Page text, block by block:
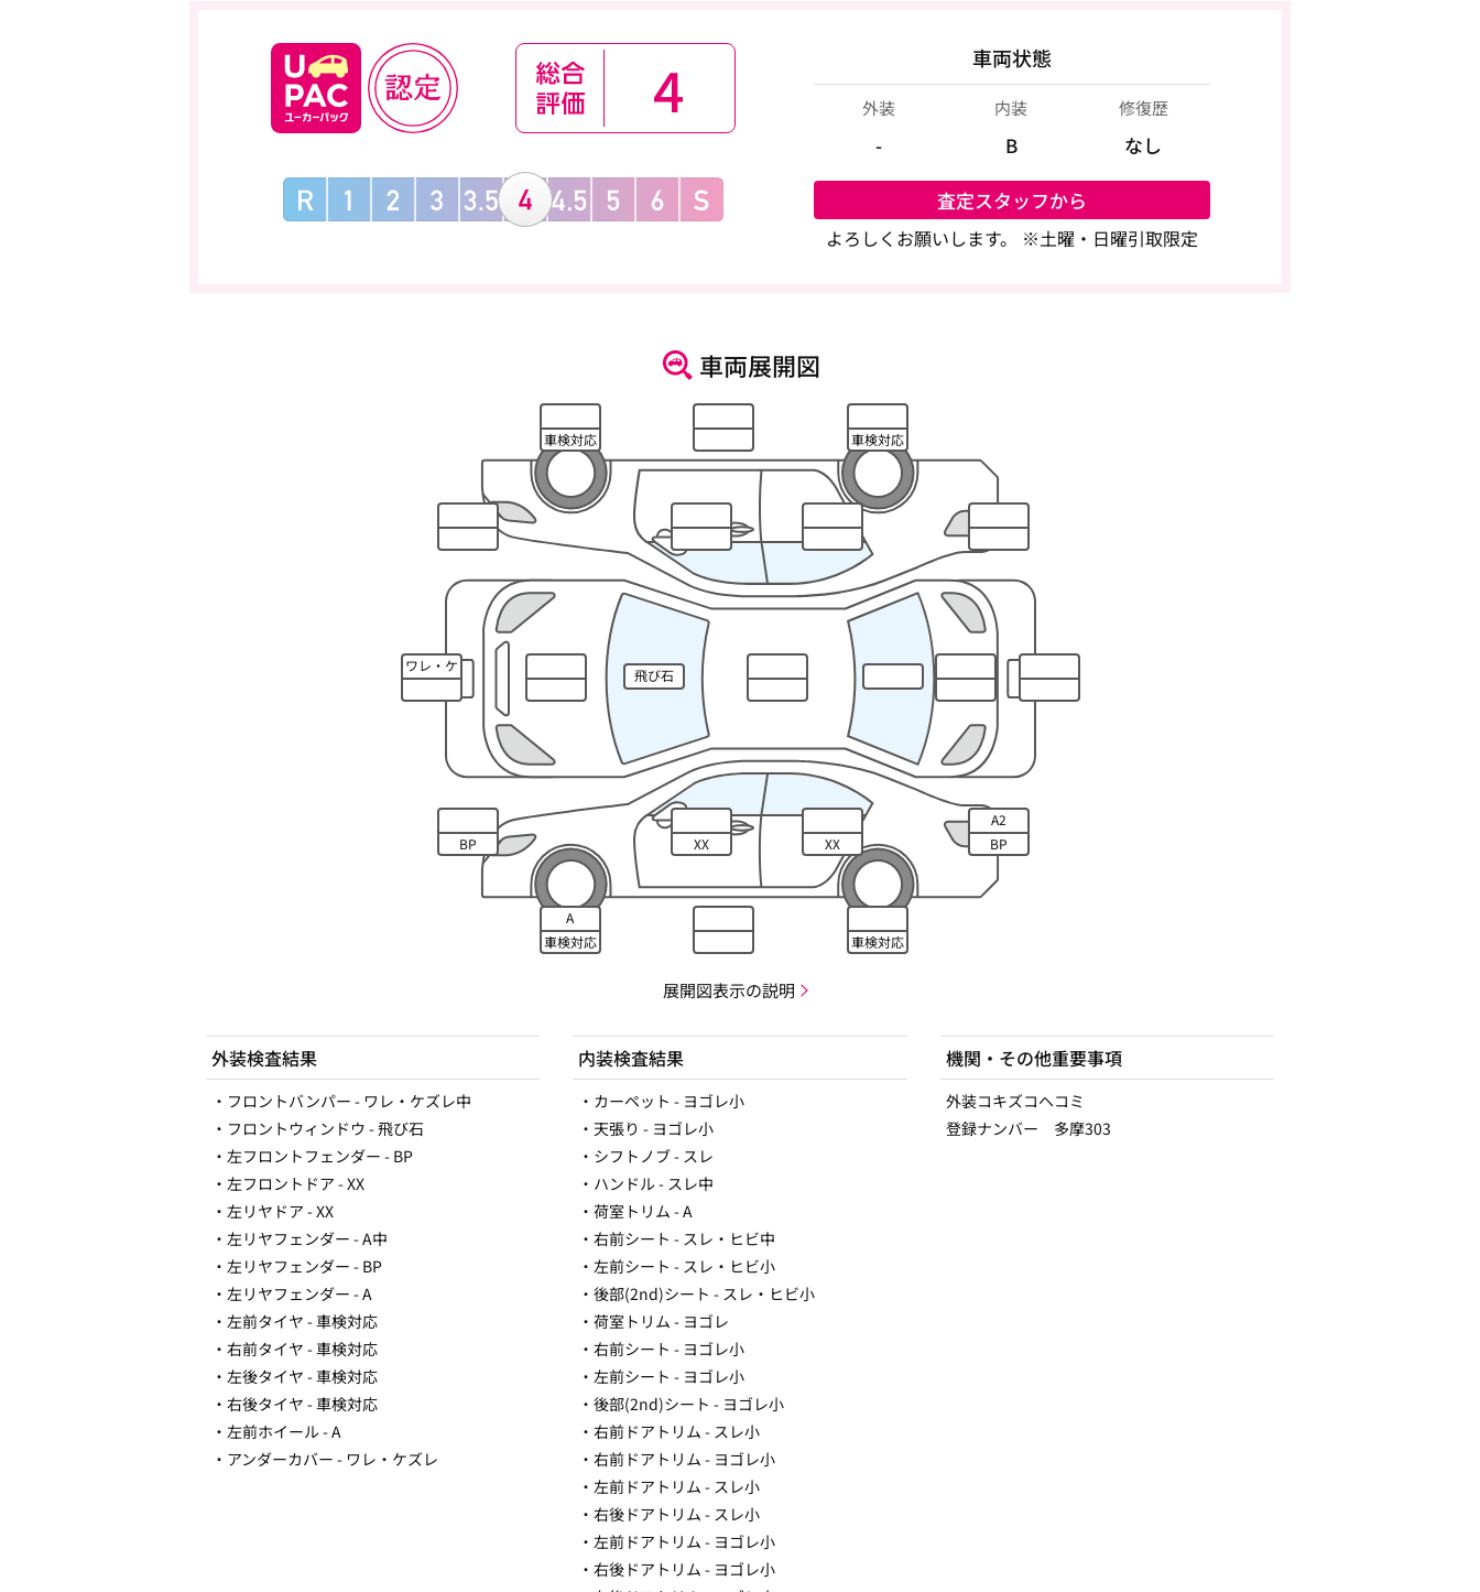
4 車両状態
外装
-
内装
B
修復歴
なし
査定スタッフから
よろしくお願いします。 ※土曜・日曜引取限定
車両展開図
車検対応 車検対応
ワレ・ケ
ズレ
飛び石
BP XX XX
A2
BP
A
車検対応
車検対応
展開図表示の説明
外装検査結果
・フロントバンパー - ワレ・ケズレ中
・フロントウィンドウ - 飛び石
・左フロントフェンダー - BP
・左フロントドア - XX
・左リヤドア - XX
・左リヤフェンダー - A中
・左リヤフェンダー - BP
・左リヤフェンダー - A
・左前タイヤ - 車検対応
・右前タイヤ - 車検対応
・左後タイヤ - 車検対応
・右後タイヤ - 車検対応
・左前ホイール - A
・アンダーカバー - ワレ・ケズレ
内装検査結果
・カーペット - ヨゴレ小
・天張り - ヨゴレ小
・シフトノブ - スレ
・ハンドル - スレ中
・荷室トリム - A
・右前シート - スレ・ヒビ中
・左前シート - スレ・ヒビ小
・後部(2nd)シート - スレ・ヒビ小
・荷室トリム - ヨゴレ
・右前シート - ヨゴレ小
・左前シート - ヨゴレ小
・後部(2nd)シート - ヨゴレ小
・右前ドアトリム - スレ小
・右前ドアトリム - ヨゴレ小
・左前ドアトリム - スレ小
・右後ドアトリム - スレ小
・左前ドアトリム - ヨゴレ小
・右後ドアトリム - ヨゴレ小
機関・その他重要事項
外装コキズコヘコミ
登録ナンバー 多摩303